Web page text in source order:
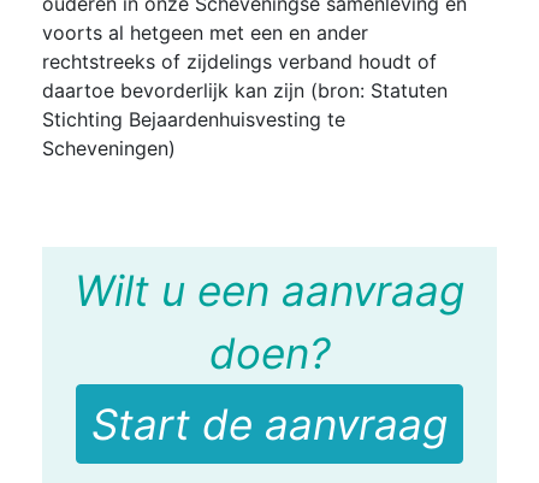
voorts al hetgeen met een en ander
rechtstreeks of zijdelings verband houdt of
daartoe bevorderlijk kan zijn (bron: Statuten
Stichting Bejaardenhuisvesting te
Scheveningen)
Wilt u een aanvraag
doen?
Start de aanvraag